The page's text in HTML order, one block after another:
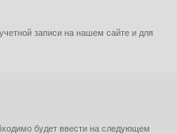
записи на нашем сайте и для
будет ввести на следующем